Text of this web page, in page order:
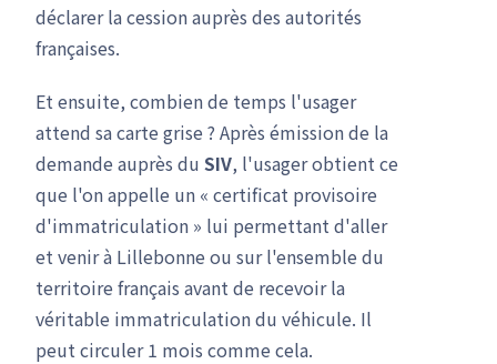
déclarer la cession auprès des autorités
françaises.
Et ensuite, combien de temps l'usager
attend sa carte grise ? Après émission de la
demande auprès du SIV, l'usager obtient ce
que l'on appelle un « certificat provisoire
d'immatriculation » lui permettant d'aller
et venir à Lillebonne ou sur l'ensemble du
territoire français avant de recevoir la
véritable immatriculation du véhicule. Il
peut circuler 1 mois comme cela.